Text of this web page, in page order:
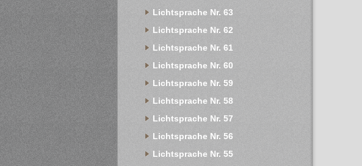
Lichtsprache Nr. 63
Lichtsprache Nr. 62
Lichtsprache Nr. 61
Lichtsprache Nr. 60
Lichtsprache Nr. 59
Lichtsprache Nr. 58
Lichtsprache Nr. 57
Lichtsprache Nr. 56
Lichtsprache Nr. 55